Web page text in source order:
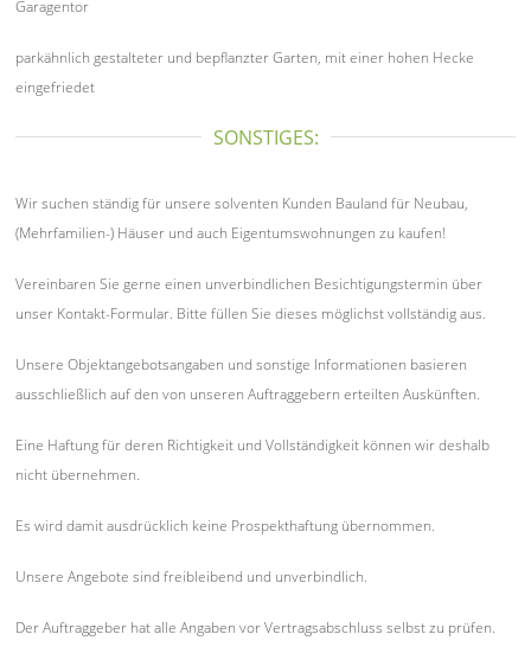
Garagentor
parkähnlich gestalteter und bepflanzter Garten, mit einer hohen Hecke
eingefriedet
SONSTIGES:
Wir suchen ständig für unsere solventen Kunden Bauland für Neubau,
(Mehrfamilien-) Häuser und auch Eigentumswohnungen zu kaufen!
Vereinbaren Sie gerne einen unverbindlichen Besichtigungstermin über
unser Kontakt-Formular. Bitte füllen Sie dieses möglichst vollständig aus.
Unsere Objektangebotsangaben und sonstige Informationen basieren
ausschließlich auf den von unseren Auftraggebern erteilten Auskünften.
Eine Haftung für deren Richtigkeit und Vollständigkeit können wir deshalb
nicht übernehmen.
Es wird damit ausdrücklich keine Prospekthaftung übernommen.
Unsere Angebote sind freibleibend und unverbindlich.
Der Auftraggeber hat alle Angaben vor Vertragsabschluss selbst zu prüfen.